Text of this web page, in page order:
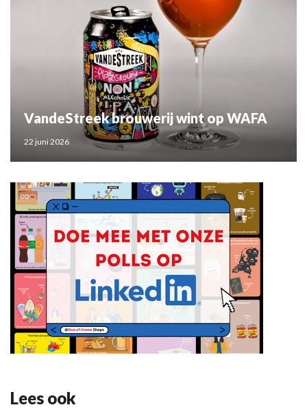
VandeStreek brouwerij wint op WAFA
22 juni 2026
Lees ook